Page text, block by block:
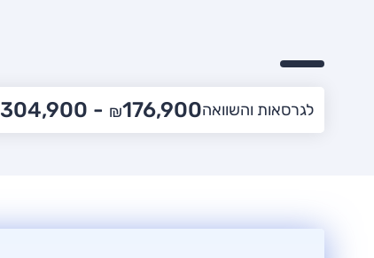
לגרסאות והשוואה ₪176,900 -
304,900